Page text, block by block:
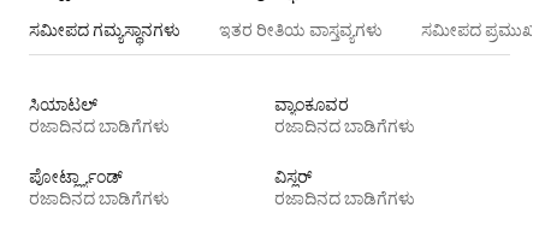
ಸಮೀಪದ ಗಮ್ಯಸ್ಥಾನಗಳು ಇತರ ರೀತಿಯ ವಾಸ್ತವ್ಯಗಳು ಸಮೀಪದ ಪ್ರಮುಖ
ಸಿಯಾಟಲ್
ರಜಾದಿನದ ಬಾಡಿಗೆಗಳು
ವ್ಯಾಂಕೂವರ
ರಜಾದಿನದ ಬಾಡಿಗೆಗಳು
ಪೋರ್ಟ್ಲ್ಯಾಂಡ್
ರಜಾದಿನದ ಬಾಡಿಗೆಗಳು
ವಿಸ್ಲರ್
ರಜಾದಿನದ ಬಾಡಿಗೆಗಳು